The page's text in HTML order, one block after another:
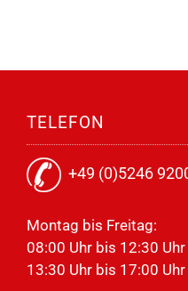
TELEFON
+49 (0)5246
Montag bis Freitag:
08:00 Uhr bis 12:30 Uhr
13:30 Uhr bis 17:00 Uhr